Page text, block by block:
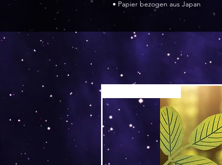
• Papier bezogen aus Japan